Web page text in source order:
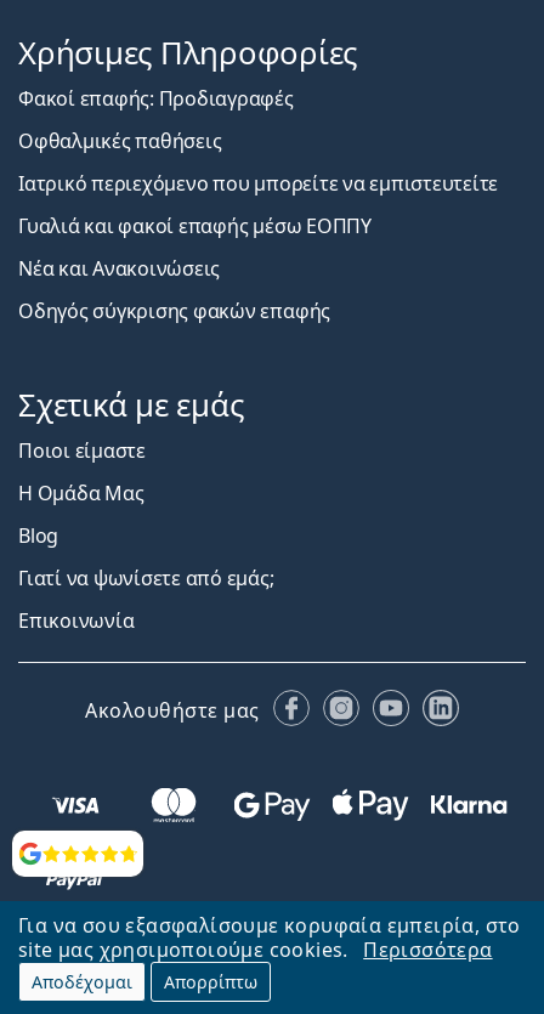
Για να σου εξασφαλίσουμε κορυφαία εμπειρία, στο
site μας χρησιμοποιούμε cookies.
Περισσότερα
Αποδέχομαι Απορρίπτω
Αξιολογήσεις
Χρήσιμες Πληροφορίες
Φακοί επαφής: Προδιαγραφές
Οφθαλμικές παθήσεις
Ιατρικό περιεχόμενο που μπορείτε να εμπιστευτείτε
Γυαλιά και φακοί επαφής μέσω ΕΟΠΠΥ
Νέα και Ανακοινώσεις
Οδηγός σύγκρισης φακών επαφής
Σχετικά με εμάς
Ποιοι είμαστε
Η Ομάδα Μας
Blog
Γιατί να ψωνίσετε από εμάς;
Επικοινωνία
Ακολουθήστε μας FacebookInstagram
YouTubeLinkedIn
Επιστροφή στην αρχική σελίδα